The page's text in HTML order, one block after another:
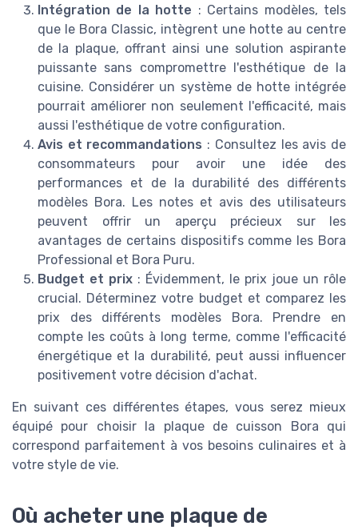
Intégration de la hotte : Certains modèles, tels
que le Bora Classic, intègrent une hotte au centre
de la plaque, offrant ainsi une solution aspirante
puissante sans compromettre l'esthétique de la
cuisine. Considérer un système de hotte intégrée
pourrait améliorer non seulement l'efficacité, mais
aussi l'esthétique de votre configuration.
Avis et recommandations : Consultez les avis de
consommateurs pour avoir une idée des
performances et de la durabilité des différents
modèles Bora. Les notes et avis des utilisateurs
peuvent offrir un aperçu précieux sur les
avantages de certains dispositifs comme les Bora
Professional et Bora Puru.
Budget et prix : Évidemment, le prix joue un rôle
crucial. Déterminez votre budget et comparez les
prix des différents modèles Bora. Prendre en
compte les coûts à long terme, comme l'efficacité
énergétique et la durabilité, peut aussi influencer
positivement votre décision d'achat.
En suivant ces différentes étapes, vous serez mieux
équipé pour choisir la plaque de cuisson Bora qui
correspond parfaitement à vos besoins culinaires et à
votre style de vie.
Où acheter une plaque de